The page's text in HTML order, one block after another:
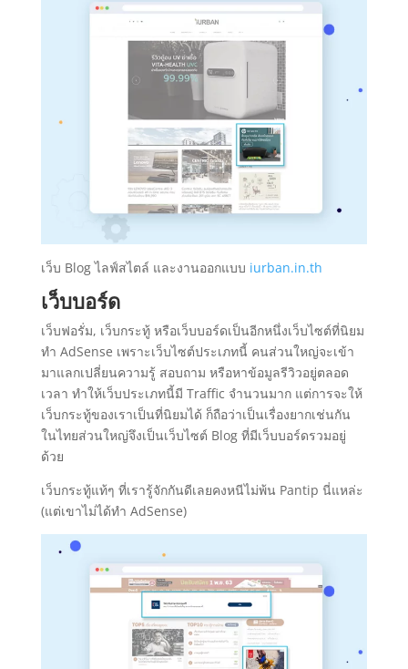
เว็บ Blog ไลฟ์สไตล์ และงานออกแบบ iurban.in.th
เว็บบอร์ด
เว็บฟอรั่ม, เว็บกระทู้ หรือเว็บบอร์ดเป็นอีกหนึ่งเว็บไซต์ที่นิยม
ทำ AdSense เพราะเว็บไซต์ประเภทนี้ คนส่วนใหญ่จะเข้า
มาแลกเปลี่ยนความรู้ สอบถาม หรือหาข้อมูลรีวิวอยู่ตลอด
เวลา ทำให้เว็บประเภทนี้มี Traffic จำนวนมาก แต่การจะให้
เว็บกระทู้ของเราเป็นที่นิยมได้ ก็ถือว่าเป็นเรื่องยากเช่นกัน
ในไทยส่วนใหญ่จึงเป็นเว็บไซต์ Blog ที่มีเว็บบอร์ดรวมอยู่
ด้วย
เว็บกระทู้แท้ๆ ที่เรารู้จักกันดีเลยคงหนีไม่พ้น Pantip นี่แหล่ะ
(แต่เขาไม่ได้ทำ AdSense)